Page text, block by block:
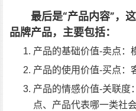
最后是“产品内容”，
品牌产品，主要包括：
产品的基础价值-卖点：
产品的使用价值-买点：
产品的情感价值-关联度
点、产品代表哪一类社